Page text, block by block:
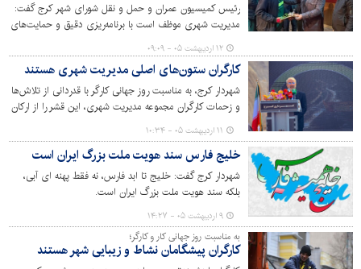
رئیس کمیسیون عمران و حمل و نقل شورای شهر کرج گفت:
مدیریت شهری موظف است با برنامه‌ریزی دقیق و حمایت‌های
هدفمند، زمینه بهبود شرایط کاری و رفاهی کارگران را فراهم
کند. ارتقای سطح ایمنی، پرداخت به‌موقع حقوق و ایجاد انگیزه
در محیط کار از جمله اقداماتی‌ست که باید به‌صورت جدی دنبال
شود.
۱۲ اردیبهشت ۰۵ - ۰۹:۰۹
کارگران ستون‌های اصلی مدیریت شهری هستند
شهردار کرج، به مناسبت روز جهانی کارگر با قدردانی از تلاش‌ها
و زحمات کارگران مجموعه مدیریت شهری، این قشر را از ارکان
اصلی خدمت‌رسانی در شهر دانست.
۱۱ اردیبهشت ۰۵ - ۱۰:۳۴
خلیج فارس سند هویت ملت بزرگ ایران است
شهردار کرج گفت: خلیج تا ابد فارس، نه فقط پهنه ای آبی،
بلکه سند هویت ملت بزرگ ایران است.
۹ اردیبهشت ۰۵ - ۱۴:۲۷
به مناسبت روز جهانی کار و کارگر؛
کارگران پیشگامان نشاط و زیبایی شهر هستند